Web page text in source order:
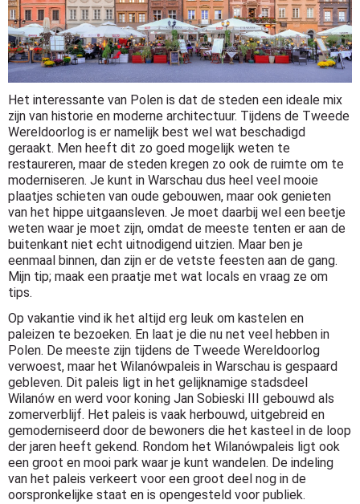
Het interessante van Polen is dat de steden een ideale mix
zijn van historie en moderne architectuur. Tijdens de Tweede
Wereldoorlog is er namelijk best wel wat beschadigd
geraakt. Men heeft dit zo goed mogelijk weten te
restaureren, maar de steden kregen zo ook de ruimte om te
moderniseren. Je kunt in Warschau dus heel veel mooie
plaatjes schieten van oude gebouwen, maar ook genieten
van het hippe uitgaansleven. Je moet daarbij wel een beetje
weten waar je moet zijn, omdat de meeste tenten er aan de
buitenkant niet echt uitnodigend uitzien. Maar ben je
eenmaal binnen, dan zijn er de vetste feesten aan de gang.
Mijn tip; maak een praatje met wat locals en vraag ze om
tips.
Op vakantie vind ik het altijd erg leuk om kastelen en
paleizen te bezoeken. En laat je die nu net veel hebben in
Polen. De meeste zijn tijdens de Tweede Wereldoorlog
verwoest, maar het Wilanówpaleis in Warschau is gespaard
gebleven. Dit paleis ligt in het gelijknamige stadsdeel
Wilanów en werd voor koning Jan Sobieski III gebouwd als
zomerverblijf. Het paleis is vaak herbouwd, uitgebreid en
gemoderniseerd door de bewoners die het kasteel in de loop
der jaren heeft gekend. Rondom het Wilanówpaleis ligt ook
een groot en mooi park waar je kunt wandelen. De indeling
van het paleis verkeert voor een groot deel nog in de
oorspronkelijke staat en is opengesteld voor publiek.